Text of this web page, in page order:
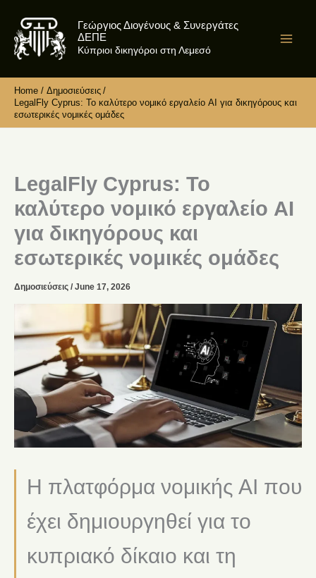
content
Γεώργιος Διογένους & Συνεργάτες
ΔΕΠΕ
Κύπριοι δικηγόροι στη Λεμεσό
Home
Δημοσιεύσεις
LegalFly Cyprus: Το καλύτερο νομικό εργαλείο AI για δικηγόρους και
εσωτερικές νομικές ομάδες
LegalFly Cyprus: Το
καλύτερο νομικό εργαλείο AI
για δικηγόρους και
εσωτερικές νομικές ομάδες
Δημοσιεύσεις / June 17, 2026
Η πλατφόρμα νομικής AI που
έχει δημιουργηθεί για το
κυπριακό δίκαιο και τη